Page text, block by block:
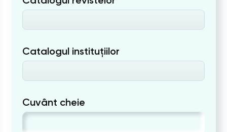
Catalogul instituțiilor
Cuvânt cheie